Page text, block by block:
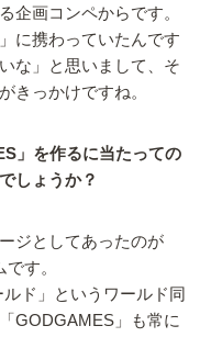
企画コンペからです。
に携わっていたんです
な」と思いまして、そ
きっかけですね。
」を作るに当たっての
しょうか？
ジとしてあったのが
す。
ド」というワールド同
GODGAMES」も常に